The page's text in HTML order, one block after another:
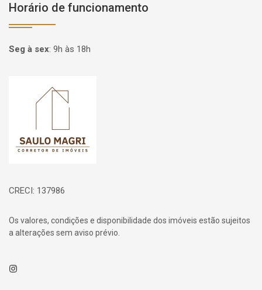
Horário de funcionamento
Seg à sex: 9h às 18h
Página inicial
CRECI: 137986
Os valores, condições e disponibilidade dos imóveis estão sujeitos
a alterações sem aviso prévio.
Instagram